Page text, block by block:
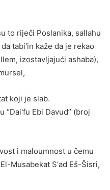
to riječi Poslanika, sallahu
tabi'in kaže da je rekao
izostavljajući ashaba),
koji je slab.
“Dai'fu Ebi Davud” (broj
i maloumnost u čemu
Musabekat S'ad Eš-Šisri,